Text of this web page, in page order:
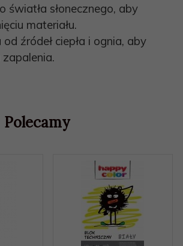
światła słonecznego, aby
materiału.
źródeł ciepła i ognia, aby
Polecamy